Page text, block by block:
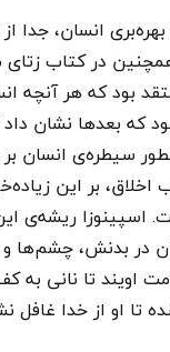
انسان، جدا از
در کتاب
بود که هر آنچه
که بعدها نشان
سیطره‌ی انسان
بر این
اسپینوزا ریشه‌ی
بدنش، چشم‌ها و
تا نانی به
تا او از خدا غافل